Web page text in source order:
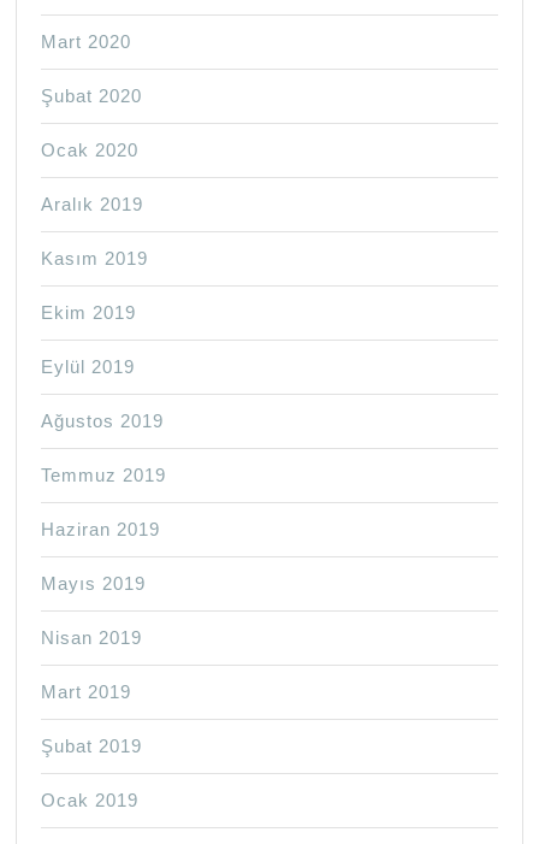
Mart 2020
Şubat 2020
Ocak 2020
Aralık 2019
Kasım 2019
Ekim 2019
Eylül 2019
Ağustos 2019
Temmuz 2019
Haziran 2019
Mayıs 2019
Nisan 2019
Mart 2019
Şubat 2019
Ocak 2019